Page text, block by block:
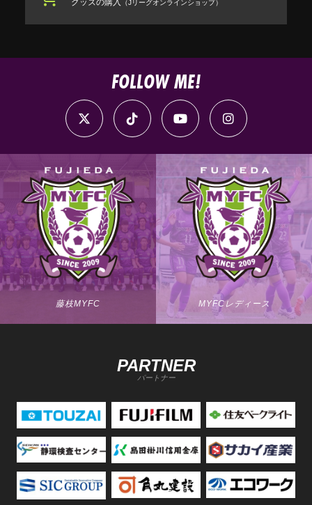
（Jリーグオンラインショップ）
FOLLOW ME!
藤枝MYFC MYFCレディース
PARTNER
パートナー